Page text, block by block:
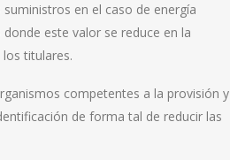
en el caso de energía
este valor se reduce en la
titulares.
competentes a la provisión y
de forma tal de reducir las